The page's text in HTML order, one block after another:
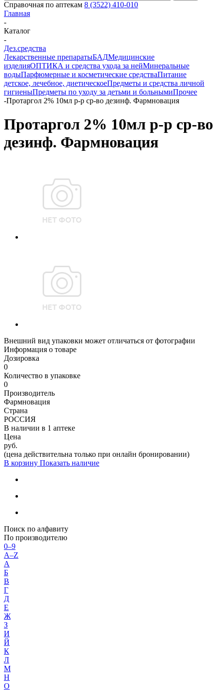
Справочная по аптекам 8 (3522) 410-010
Главная
-
Каталог
-
Дез.средства
Лекарственные препаратыБАДМедицинские
изделияОПТИКА и средства ухода за нейМинеральные
водыПарфюмерные и косметические средстваПитание
детское, лечебное, диетическоеПредметы и средства личной
гигиеныПредметы по уходу за детьми и больнымиПрочее
-Протаргол 2% 10мл р-р ср-во дезинф. Фармновация
Протаргол 2% 10мл р-р ср-во
дезинф. Фармновация
Внешний вид упаковки может отличаться от фотографии
Информация о товаре
Дозировка
0
Количество в упаковке
0
Производитель
Фармновация
Страна
РОССИЯ
В наличии в 1 аптеке
Цена
руб.
(цена действительна только при онлайн бронировании)
В корзину Показать наличие
Поиск по алфавиту
По производителю
0–9
A–Z
А
Б
В
Г
Д
Е
Ж
З
И
Й
К
Л
М
Н
О